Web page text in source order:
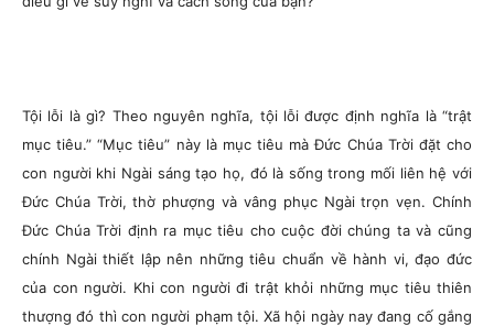
Tội lỗi là gì? Theo nguyên nghĩa, tội lỗi được định nghĩa là “trật
mục tiêu.” “Mục tiêu” này là mục tiêu mà Đức Chúa Trời đặt cho
con người khi Ngài sáng tạo họ, đó là sống trong mối liên hệ với
Đức Chúa Trời, thờ phượng và vâng phục Ngài trọn vẹn. Chính
Đức Chúa Trời định ra mục tiêu cho cuộc đời chúng ta và cũng
chính Ngài thiết lập nên những tiêu chuẩn về hành vi, đạo đức
của con người. Khi con người đi trật khỏi những mục tiêu thiên
thượng đó thì con người phạm tội. Xã hội ngày nay đang cố gắng